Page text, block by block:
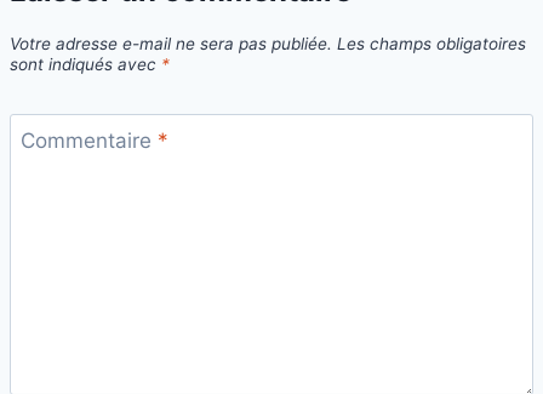
Votre adresse e-mail ne sera pas publiée. Les champs obligatoires
sont indiqués avec *
Commentaire *